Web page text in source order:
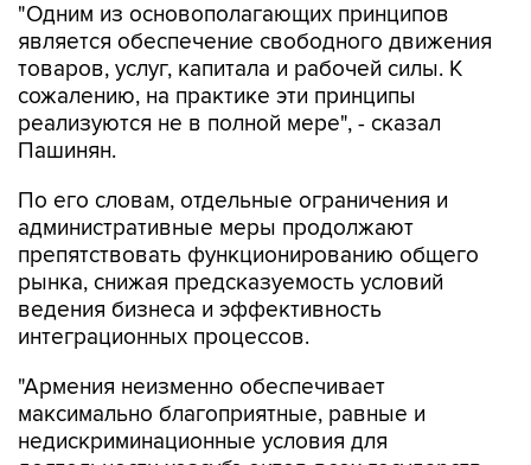
"Одним из основополагающих принципов
является обеспечение свободного движения
товаров, услуг, капитала и рабочей силы. К
сожалению, на практике эти принципы
реализуются не в полной мере", - сказал
Пашинян.
По его словам, отдельные ограничения и
административные меры продолжают
препятствовать функционированию общего
рынка, снижая предсказуемость условий
ведения бизнеса и эффективность
интеграционных процессов.
"Армения неизменно обеспечивает
максимально благоприятные, равные и
недискриминационные условия для